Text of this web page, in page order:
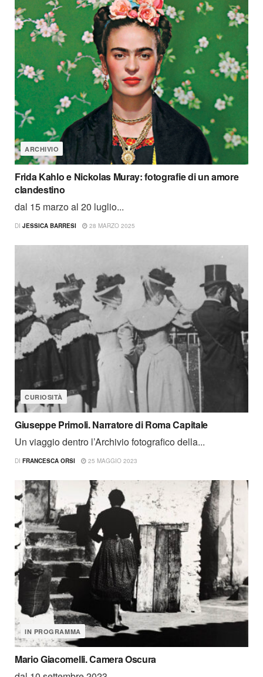
ARCHIVIO
Frida Kahlo e Nickolas Muray: fotografie di un amore
clandestino
dal 15 marzo al 20 luglio...
DI JESSICA BARRESI 28 MARZO 2025
CURIOSITÀ
Giuseppe Primoli. Narratore di Roma Capitale
Un viaggio dentro l’Archivio fotografico della...
DI FRANCESCA ORSI 25 MAGGIO 2023
IN PROGRAMMA
Mario Giacomelli. Camera Oscura